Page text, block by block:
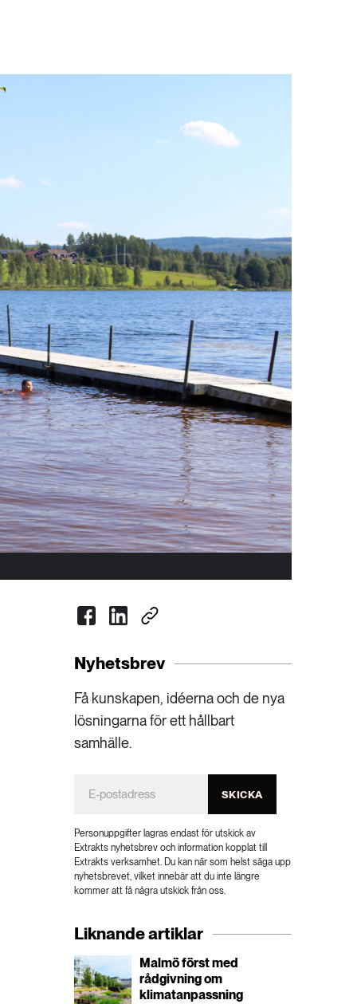
Nyhetsbrev
Få kunskapen, idéerna och de nya
lösningarna för ett hållbart
samhälle.
SKICKA
Personuppgifter lagras endast för utskick av
Extrakts nyhetsbrev och information kopplat till
Extrakts verksamhet. Du kan när som helst säga upp
nyhetsbrevet, vilket innebär att du inte längre
kommer att få några utskick från oss.
Liknande artiklar
Malmö först med
rådgivning om
klimatanpassning